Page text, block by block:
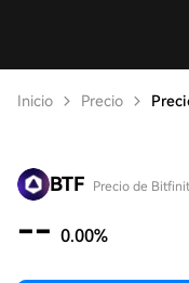
Inicio Precio
BTF Precio de
-- 0.00%